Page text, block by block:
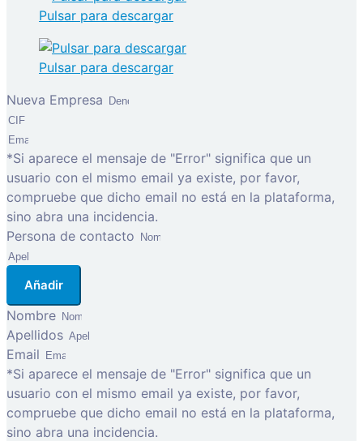
Pulsar para descargar
Pulsar para descargar
Nueva Empresa
*Si aparece el mensaje de "Error" significa que un
usuario con el mismo email ya existe, por favor,
compruebe que dicho email no está en la plataforma,
sino abra una incidencia.
Persona de contacto
Añadir
Nombre
Apellidos
Email
*Si aparece el mensaje de "Error" significa que un
usuario con el mismo email ya existe, por favor,
compruebe que dicho email no está en la plataforma,
sino abra una incidencia.